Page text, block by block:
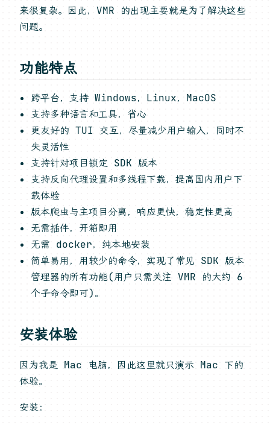
来很复杂。因此，VMR 的出现主要就是为了解决这些
问题。
功能特点
跨平台，支持 Windows，Linux，MacOS
支持多种语言和工具，省心
更友好的 TUI 交互，尽量减少用户输入，同时不
失灵活性
支持针对项目锁定 SDK 版本
支持反向代理设置和多线程下载，提高国内用户下
载体验
版本爬虫与主项目分离，响应更快，稳定性更高
无需插件，开箱即用
无需 docker，纯本地安装
简单易用，用较少的命令，实现了常见 SDK 版本
管理器的所有功能(用户只需关注 VMR 的大约 6
个子命令即可)。
安装体验
因为我是 Mac 电脑，因此这里就只演示 Mac 下的
体验。
安装：